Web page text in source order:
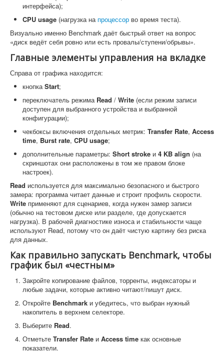
интерфейса);
CPU usage (нагрузка напроцессор во время теста).
Визуально именно Benchmark даёт быстрый ответ на вопрос
«диск ведёт себя ровно или есть провалы/ступени/обрывы».
Главные элементы управления на вкладке
Справа от графика находится:
кнопкаStart;
переключатель режима Read / Write (если режим записи
доступен для выбранного устройства и выбранной
конфигурации);
чекбоксы включения отдельных метрик: Transfer Rate, Access
time, Burst rate, CPU usage;
дополнительные параметры: Short stroke и 4 KB align (на
скриншотах они расположены в том же правом блоке
настроек).
Read используется для максимально безопасного и быстрого
замера: программа читает данные и строит профиль скорости.
Write применяют для сценариев, когда нужен замер записи
(обычно на тестовом диске или разделе, где допускается
нагрузка). В рабочей диагностике износа и стабильности чаще
используют Read, потому что он даёт чистую картину без риска
для данных.
Как правильно запускать Benchmark, чтобы
график был «честным»
Закройте копирование файлов, торренты, индексаторы и
любые задачи, которые активно читают/пишут диск.
Откройте Benchmark и убедитесь, что выбран нужный
накопитель в верхнем селекторе.
Выберите Read.
Отметьте Transfer Rate и Access time как основные
показатели.